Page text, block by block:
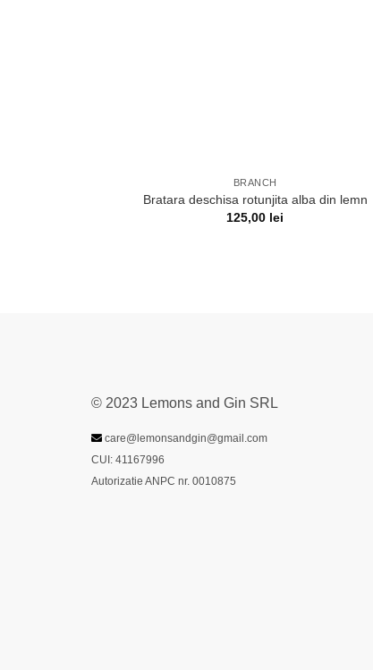
BRANCH
Bratara deschisa rotunjita alba din lemn
125,00 lei
© 2023 Lemons and Gin SRL
care@lemonsandgin@gmail.com
CUI: 41167996
Autorizatie ANPC nr. 0010875